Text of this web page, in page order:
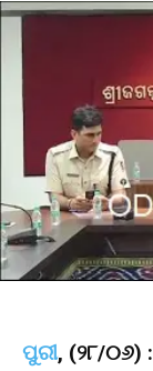
ପୁରୀ, (୨୮/୦୬)